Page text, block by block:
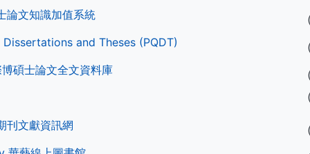
論文知識加值系統
Dissertations and Theses (PQDT)
碩士論文全文資料庫
刊文獻資訊網